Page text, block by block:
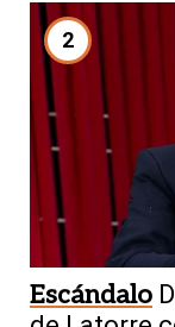
2
Escándalo